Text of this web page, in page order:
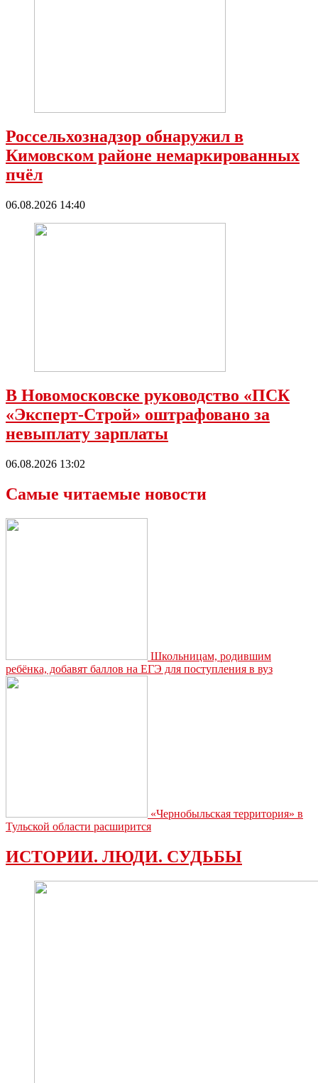
Россельхознадзор обнаружил в
Кимовском районе немаркированных
пчёл
06.08.2026 14:40
В Новомосковске руководство «ПСК
«Эксперт-Строй» оштрафовано за
невыплату зарплаты
06.08.2026 13:02
Самые читаемые новости
Школьницам, родившим
ребёнка, добавят баллов на ЕГЭ для поступления в вуз
«Чернобыльская территория» в
Тульской области расширится
ИСТОРИИ. ЛЮДИ. СУДЬБЫ